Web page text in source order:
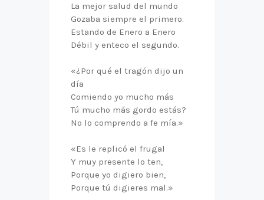
La mejor salud del mundo
Gozaba siempre el primero.
Estando de Enero a Enero
Débil y enteco el segundo.
«¿Por qué el tragón dijo un
día
Comiendo yo mucho más
Tú mucho más gordo estás?
No lo comprendo a fe mía.»
«Es le replicó el frugal
Y muy presente lo ten,
Porque yo digiero bien,
Porque tú digieres mal.»